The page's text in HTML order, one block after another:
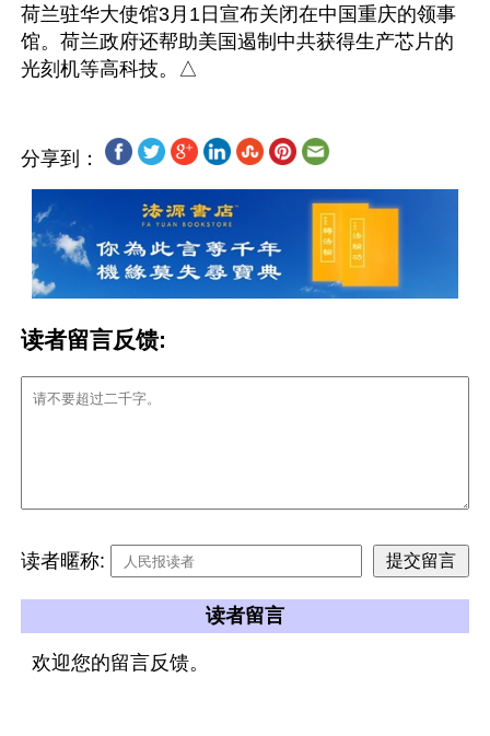
荷兰驻华大使馆3月1日宣布关闭在中国重庆的领事
馆。荷兰政府还帮助美国遏制中共获得生产芯片的
分享到：
读者留言反馈:
读者暱称:
读者留言
欢迎您的留言反馈。